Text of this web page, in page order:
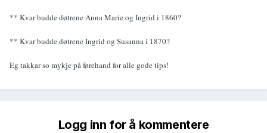
** Kvar budde døtrene Anna Marie og Ingrid i 1860?
** Kvar budde døtrene Ingrid og Susanna i 1870?
Eg takkar so mykje på førehand for alle gode tips!
Logg inn for å kommentere